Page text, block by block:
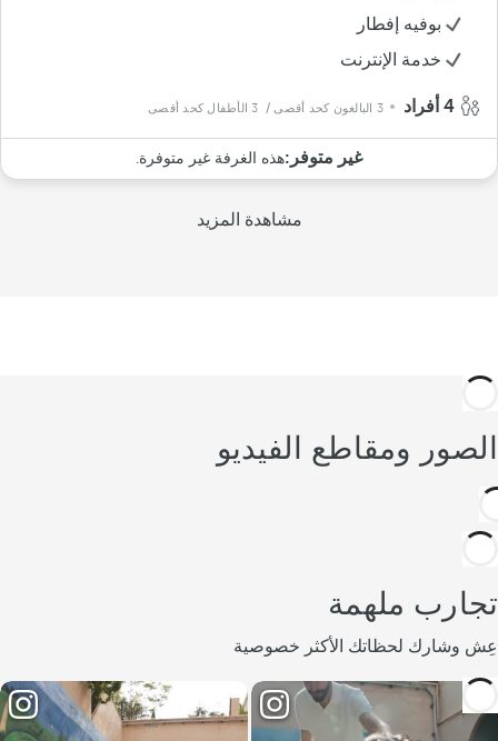
بوفيه إفطار
خدمة الإنترنت
3 البالغون كحد أقصى / 3 الأطفال كحد أقصى
غير متوفر:هذه الغرفة غير متوفرة.
مشاهدة المزيد
الصور ومقاطع الفيديو
تجارب ملهمة
عِش وشارك لحظاتك الأكثر خصوصية